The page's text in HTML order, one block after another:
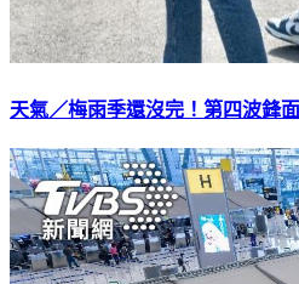
天氣／梅雨季還沒完！第四波鋒